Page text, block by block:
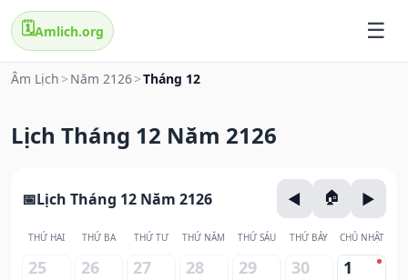
🗓️Amlich.org
Âm Lịch > Năm 2126>Tháng 12
Lịch Tháng 12 Năm 2126
Lịch Tháng 12 Năm 2126
THỨ HAI THỨ BA THỨ TƯ THỨ NĂM THỨ SÁU THỨ BẢY CHỦ NHẬT
25 26 27 28 29 30 1